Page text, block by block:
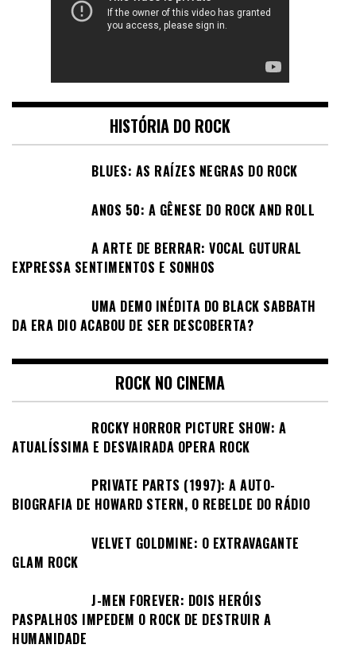
HISTÓRIA DO ROCK
BLUES: AS RAÍZES NEGRAS DO ROCK
ANOS 50: A GÊNESE DO ROCK AND ROLL
A ARTE DE BERRAR: VOCAL GUTURAL
EXPRESSA SENTIMENTOS E SONHOS
UMA DEMO INÉDITA DO BLACK SABBATH
DA ERA DIO ACABOU DE SER DESCOBERTA?
ROCK NO CINEMA
ROCKY HORROR PICTURE SHOW: A
ATUALÍSSIMA E DESVAIRADA OPERA ROCK
PRIVATE PARTS (1997): A AUTO-
BIOGRAFIA DE HOWARD STERN, O REBELDE DO RÁDIO
VELVET GOLDMINE: O EXTRAVAGANTE
GLAM ROCK
J-MEN FOREVER: DOIS HERÓIS
PASPALHOS IMPEDEM O ROCK DE DESTRUIR A
HUMANIDADE